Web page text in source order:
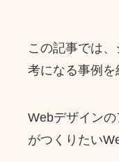
この記事では
考になる事例を
Webデザイン
がつくりたい